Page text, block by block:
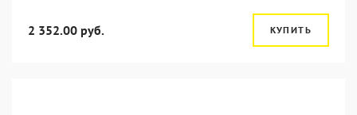
2 352.00 руб. КУПИТЬ